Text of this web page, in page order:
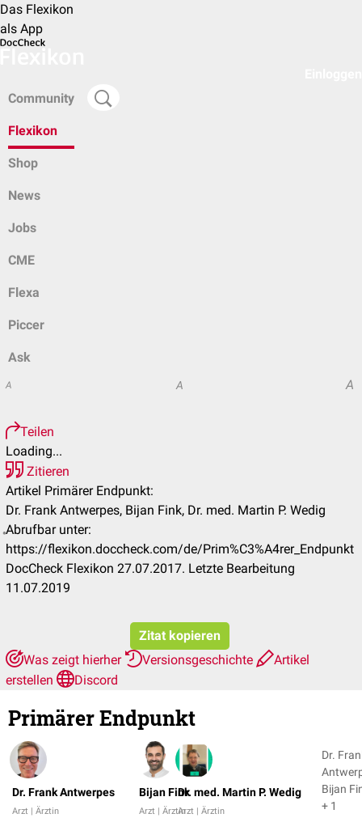
Das Flexikon
als App
Community
Flexikon
Shop
News
Jobs
CME
Flexa
Piccer
Ask
A A A
Teilen
Loading...
Zitieren
Artikel Primärer Endpunkt:
Dr. Frank Antwerpes, Bijan Fink, Dr. med. Martin P. Wedig
Abrufbar unter:
https://flexikon.doccheck.com/de/Prim%C3%A4rer_Endpunkt
DocCheck Flexikon 27.07.2017. Letzte Bearbeitung
11.07.2019
Zitat kopieren
Was zeigt hierher
Versionsgeschichte
Artikel
erstellen
Discord
Primärer Endpunkt
Dr. Frank Antwerpes
Arzt | Ärztin
Bijan Fink
Arzt | Ärztin
Dr. med. Martin P. Wedig
Arzt | Ärztin
Dr.
Bijan
+ 1